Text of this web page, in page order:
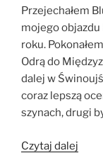
Przejechałem
mojego
roku.
Odrą do
dalej w
coraz lepszą
szynach, drugi
Czytaj dalej